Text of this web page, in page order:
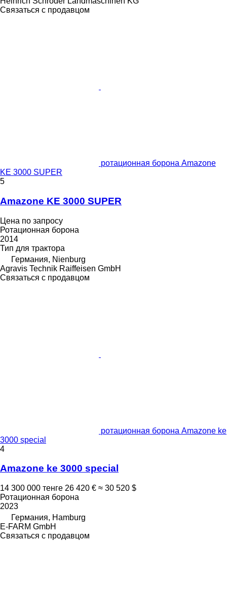
Связаться с продавцом
ротационная борона Amazone
KE 3000 SUPER
5
Amazone KE 3000 SUPER
Цена по запросу
Ротационная борона
2014
Тип для трактора
Германия, Nienburg
Agravis Technik Raiffeisen GmbH
Связаться с продавцом
ротационная борона Amazone ke
3000 special
4
Amazone ke 3000 special
14 300 000 тенге 26 420 € ≈ 30 520 $
Ротационная борона
2023
Германия, Hamburg
E-FARM GmbH
Связаться с продавцом